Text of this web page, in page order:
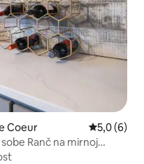
Coeur prosječna
5,0 (6)
Ranč na mirnoj